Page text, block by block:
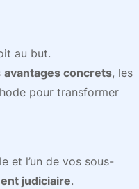
au but.
avantages concrets, les
pour transformer
et l’un de vos sous-
judiciaire.